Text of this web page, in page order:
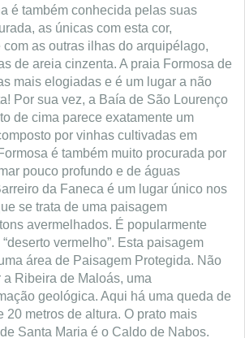
é também conhecida pelas suas
as únicas com esta cor,
as outras ilhas do arquipélago,
de areia cinzenta. A praia Formosa de
mais elogiadas e é um lugar a não
Por sua vez, a Baía de São Lourenço
de cima parece exatamente um
por vinhas cultivadas em
é também muito procurada por
pouco profundo e de águas
da Faneca é um lugar único nos
se trata de uma paisagem
avermelhados. É popularmente
vermelho”. Esta paisagem
área de Paisagem Protegida. Não
Ribeira de Maloás, uma
geológica. Aqui há uma queda de
20 metros de altura. O prato mais
Santa Maria é o Caldo de Nabos.